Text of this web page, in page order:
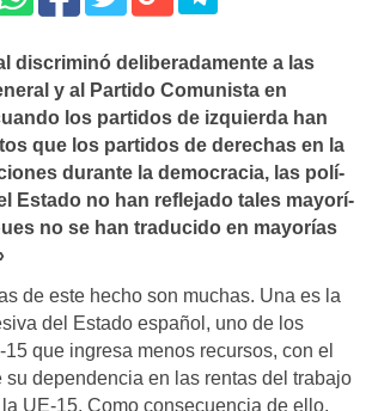
discriminó deliberadamente a las
y al Partido Comunista en
los partidos de izquierda han
que los partidos de derechas en la
durante la democracia, las polí­
Estado no han reflejado tales mayorí­
no se han traducido en mayorí­as
de este hecho son muchas. Una es la
del Estado español, uno de los
que ingresa menos recursos, con el
su dependencia en las rentas del trabajo
UE-15. Como consecuencia de ello,